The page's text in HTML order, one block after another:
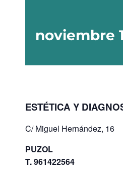
noviembre
ESTÉTICA Y
C/ Miguel Hernández, 16
PUZOL
T. 961422564